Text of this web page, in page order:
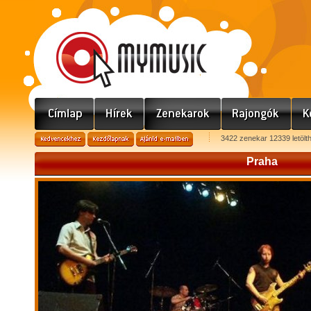
3422 zenekar 12339
Praha